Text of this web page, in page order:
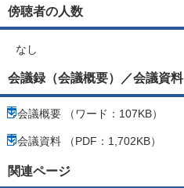
傍聴者の人数
なし
会議録（会議概要）／会議資料
会議概要 （ワード：107KB）
会議資料 （PDF：1,702KB）
関連ページ